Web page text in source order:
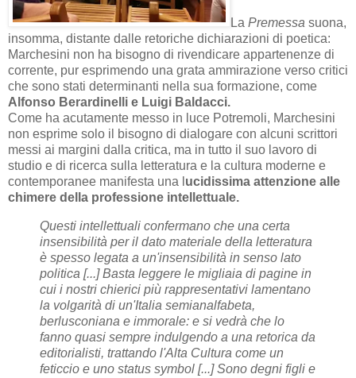
La Premessa suona,
insomma, distante dalle retoriche dichiarazioni di poetica:
Marchesini non ha bisogno di rivendicare appartenenze di
corrente, pur esprimendo una grata ammirazione verso critici
che sono stati determinanti nella sua formazione, come
Alfonso Berardinelli e Luigi Baldacci.
Come ha acutamente messo in luce Potremoli, Marchesini
non esprime solo il bisogno di dialogare con alcuni scrittori
messi ai margini dalla critica, ma in tutto il suo lavoro di
studio e di ricerca sulla letteratura e la cultura moderne e
contemporanee manifesta una l ucidissima attenzione alle
chimere della professione intellettuale.
Questi intellettuali confermano che una certa
insensibilità per il dato materiale della letteratura
è spesso legata a un'insensibilità in senso lato
politica [...] Basta leggere le migliaia di pagine in
cui i nostri chierici più rappresentativi lamentano
la volgarità di un'Italia semianalfabeta,
berlusconiana e immorale: e si vedrà che lo
fanno quasi sempre indulgendo a una retorica da
editorialisti, trattando l'Alta Cultura come un
feticcio e uno status symbol [...] Sono degni figli e